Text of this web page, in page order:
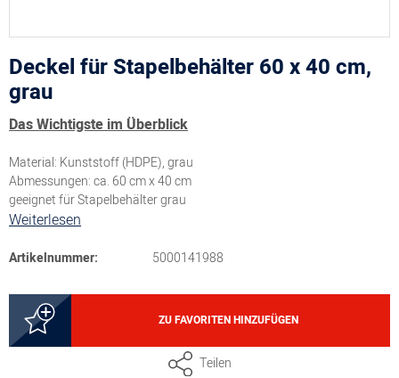
Deckel für Stapelbehälter 60 x 40 cm,
grau
Das Wichtigste im Überblick
Material: Kunststoff (HDPE), grau
Abmessungen: ca. 60 cm x 40 cm
geeignet für Stapelbehälter grau
Weiterlesen
Artikelnummer: 5000141988
ZU FAVORITEN HINZUFÜGEN
Teilen